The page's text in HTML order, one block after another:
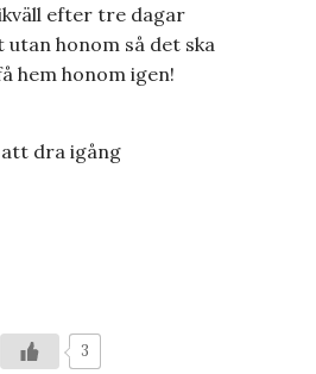
efter tre dagar
honom så det ska
hem honom igen!
att dra igång
3